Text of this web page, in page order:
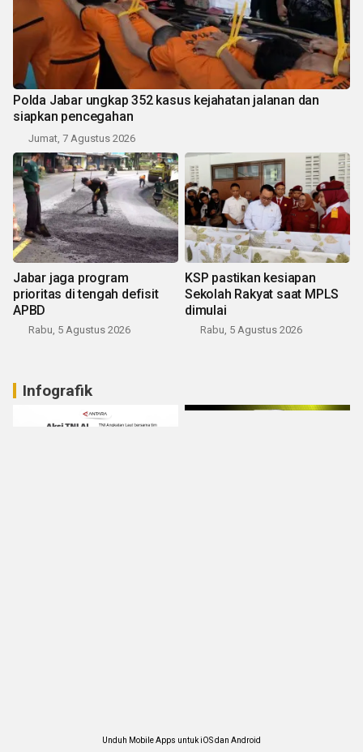
Polda Jabar ungkap 352 kasus kejahatan jalanan dan
siapkan pencegahan
Jumat, 7 Agustus 2026
Jabar jaga program
prioritas di tengah defisit
APBD
Rabu, 5 Agustus 2026
KSP pastikan kesiapan
Sekolah Rakyat saat MPLS
dimulai
Rabu, 5 Agustus 2026
Infografik
Unduh Mobile Apps untuk iOS dan Android